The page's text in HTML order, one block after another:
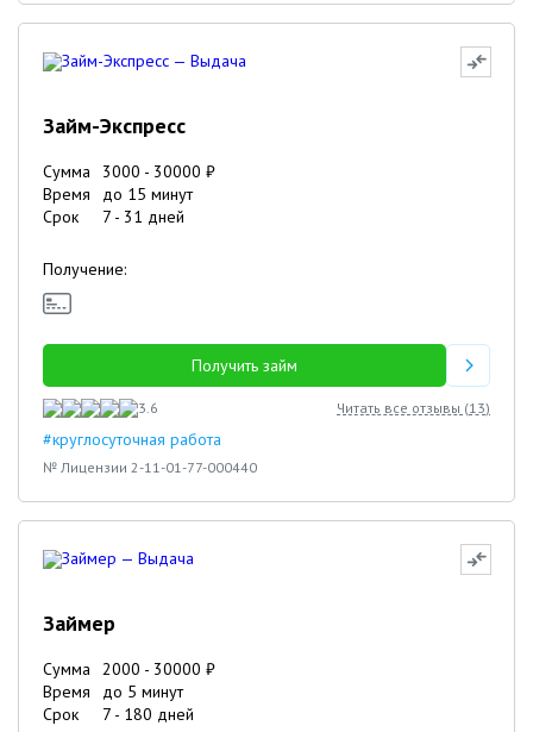
Займ-Экспресс
Сумма 3000 - 30000 ₽
Время
до 15 минут
Срок
7 - 31 дней
Получение:
Получить займ
3.6 Читать все отзывы (13)
#круглосуточная работа
№ Лицензии 2-11-01-77-000440
Займер
Сумма 2000 - 30000 ₽
Время
до 5 минут
Срок
7 - 180 дней